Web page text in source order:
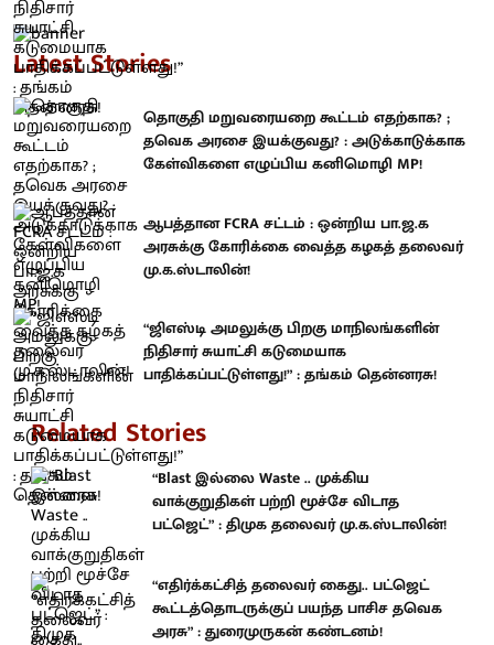
Latest Stories
தொகுதி மறுவரையறை கூட்டம் எதற்காக? ;
தவெக அரசை இயக்குவது? : அடுக்காடுக்காக
கேள்விகளை எழுப்பிய கனிமொழி MP!
ஆபத்தான FCRA சட்டம் : ஒன்றிய பா.ஜ.க
அரசுக்கு கோரிக்கை வைத்த கழகத் தலைவர்
மு.க.ஸ்டாலின்!
“ஜிஎஸ்டி அமலுக்கு பிறகு மாநிலங்களின்
நிதிசார் சுயாட்சி கடுமையாக
பாதிக்கப்பட்டுள்ளது!” : தங்கம் தென்னரசு!
Related Stories
“Blast இல்லை Waste .. முக்கிய
வாக்குறுதிகள் பற்றி மூச்சே விடாத
பட்ஜெட்” : திமுக தலைவர் மு.க.ஸ்டாலின்!
“எதிர்க்கட்சித் தலைவர் கைது.. பட்ஜெட்
கூட்டத்தொடருக்குப் பயந்த பாசிச தவெக
அரசு” : துரைமுருகன் கண்டனம்!